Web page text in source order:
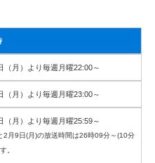
（月）より毎週月曜22:00～
（月）より毎週月曜23:00～
（月）より毎週月曜25:59～
2月9日(月)の放送時間は26時09分～(10分
。